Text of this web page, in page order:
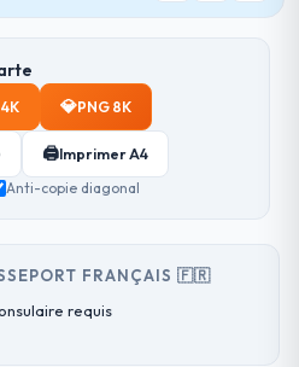
💎PNG 8K
🖨️Imprimer A4
Anti-copie diagonal
FRANÇAIS 🇫🇷
requis